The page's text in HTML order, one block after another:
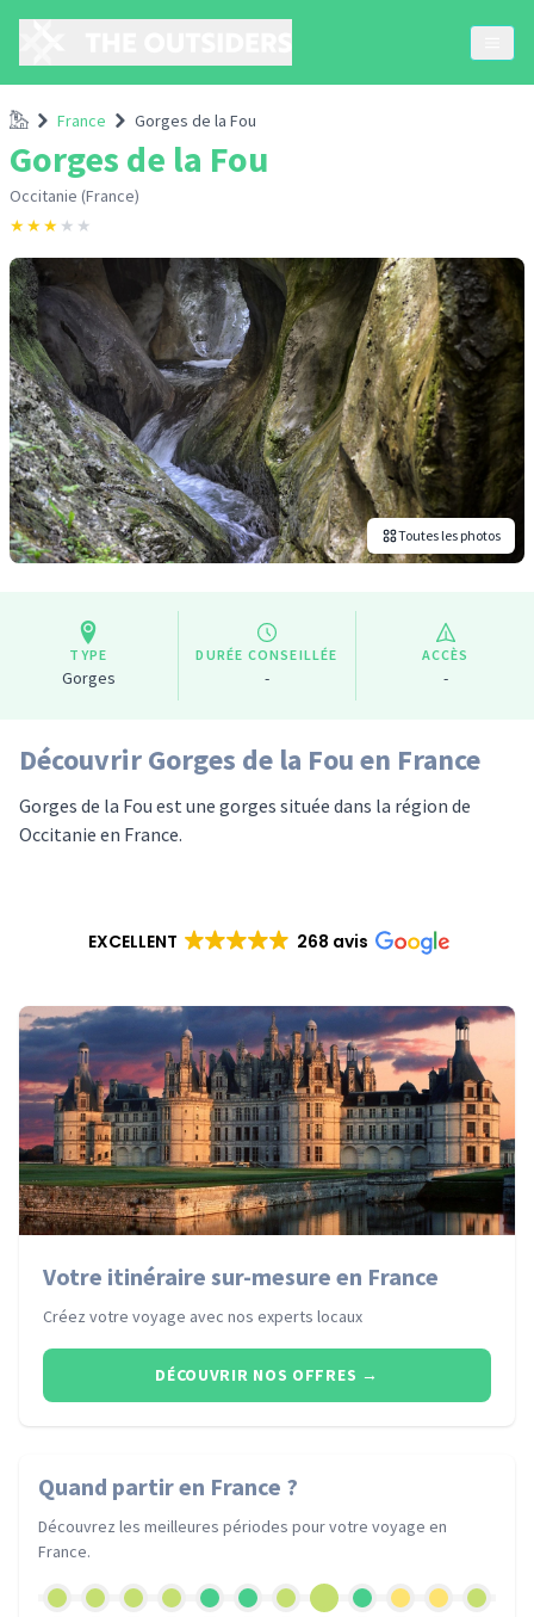
Accueil
France Gorges de la Fou
Gorges de la Fou
Occitanie (France)
★★★ ★ ★
Toutes les photos
TYPE
Gorges
DURÉE CONSEILLÉE
-
ACCÈS
-
Découvrir Gorges de la Fou en France
Gorges de la Fou est une gorges située dans la région de
Occitanie en France.
EXCELLENT 268 avis
Votre itinéraire sur-mesure en France
Créez votre voyage avec nos experts locaux
DÉCOUVRIR NOS OFFRES →
Quand partiren France ?
Découvrez les meilleures périodes pour votre voyage en
France.